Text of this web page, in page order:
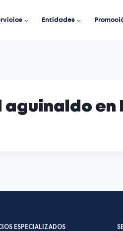
Entidades
aguinaldo en
ESPECIALIZADOS